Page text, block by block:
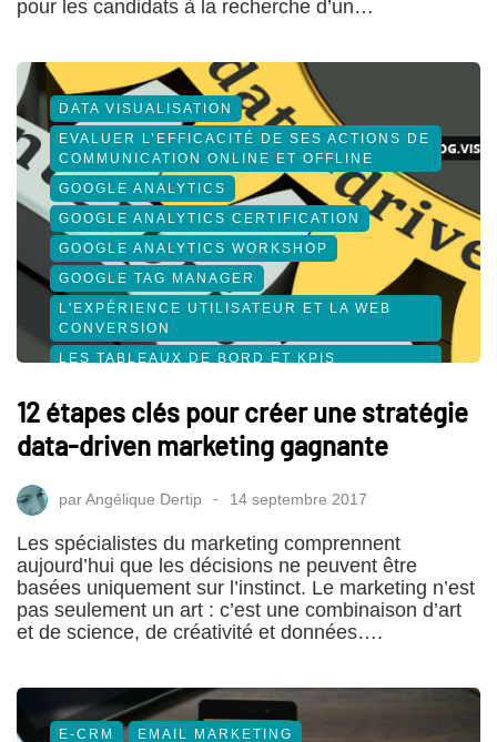
pour les candidats à la recherche d’un…
DATA VISUALISATION
EVALUER L’EFFICACITÉ DE SES ACTIONS DE
COMMUNICATION ONLINE ET OFFLINE
GOOGLE ANALYTICS
GOOGLE ANALYTICS CERTIFICATION
GOOGLE ANALYTICS WORKSHOP
GOOGLE TAG MANAGER
L'EXPÉRIENCE UTILISATEUR ET LA WEB
CONVERSION
LES TABLEAUX DE BORD ET KPIS
ROI & WEB ANALYTICS
12 étapes clés pour créer une stratégie
data-driven marketing gagnante
parAngélique Dertip 14 septembre 2017
Les spécialistes du marketing comprennent
aujourd’hui que les décisions ne peuvent être
basées uniquement sur l’instinct. Le marketing n’est
pas seulement un art : c’est une combinaison d’art
et de science, de créativité et données….
E-CRM
EMAIL MARKETING